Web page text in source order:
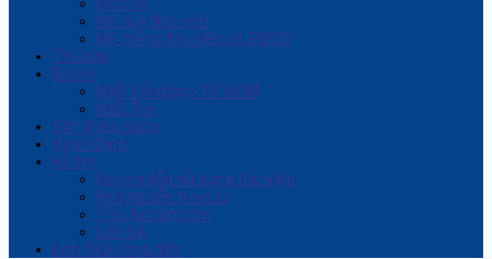
Nội quy thư viện
Hệ thống thư viện xã, PĐCS
Tra cứu
Ebook
NXB Tổng hợp TP. HCM
NXB Trẻ
Giới thiệu sách
Hoạt động
Hỗ trợ
Hướng dẫn sử dụng thư viện
Hướng dẫn tra cứu
Thủ tục làm thẻ
Liên hệ
Lịch tiếp công dân